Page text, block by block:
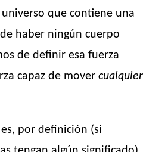
que contiene una
haber ningún cuerpo
de definir esa fuerza
capaz de mover cualquier
por definición (si